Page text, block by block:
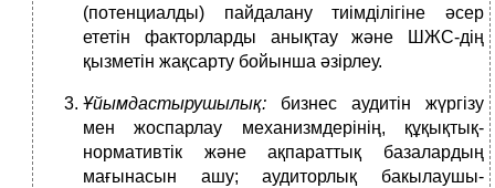
(потенциалды) пайдалану тиімділігіне әсер
ететін факторларды анықтау және ШЖС-дің
қызметін жақсарту бойынша әзірлеу.
Ұйымдастырушылық: бизнес аудитін жүргізу
мен жоспарлау механизмдерінің, құқықтық-
нормативтік және ақпараттық базалардың
мағынасын ашу; аудиторлық бакылаушы-